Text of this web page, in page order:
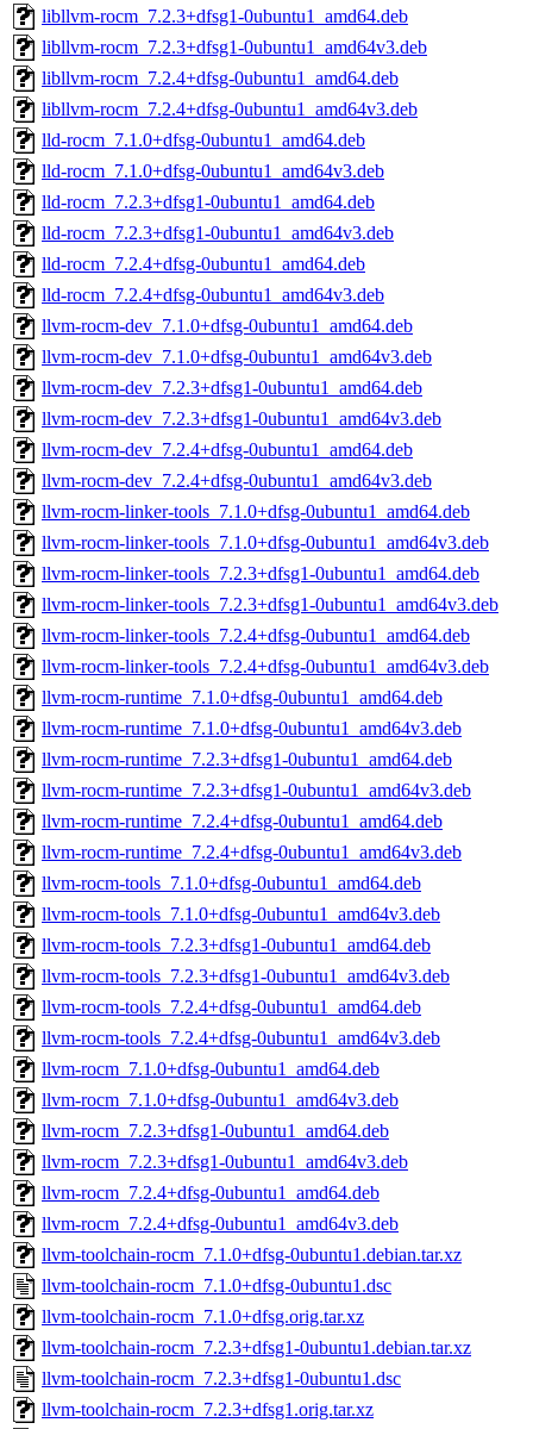
libllvm-rocm_7.2.3+dfsg1-0ubuntu1_amd64.deb
libllvm-rocm_7.2.3+dfsg1-0ubuntu1_amd64v3.deb
libllvm-rocm_7.2.4+dfsg-0ubuntu1_amd64.deb
libllvm-rocm_7.2.4+dfsg-0ubuntu1_amd64v3.deb
lld-rocm_7.1.0+dfsg-0ubuntu1_amd64.deb
lld-rocm_7.1.0+dfsg-0ubuntu1_amd64v3.deb
lld-rocm_7.2.3+dfsg1-0ubuntu1_amd64.deb
lld-rocm_7.2.3+dfsg1-0ubuntu1_amd64v3.deb
lld-rocm_7.2.4+dfsg-0ubuntu1_amd64.deb
lld-rocm_7.2.4+dfsg-0ubuntu1_amd64v3.deb
llvm-rocm-dev_7.1.0+dfsg-0ubuntu1_amd64.deb
llvm-rocm-dev_7.1.0+dfsg-0ubuntu1_amd64v3.deb
llvm-rocm-dev_7.2.3+dfsg1-0ubuntu1_amd64.deb
llvm-rocm-dev_7.2.3+dfsg1-0ubuntu1_amd64v3.deb
llvm-rocm-dev_7.2.4+dfsg-0ubuntu1_amd64.deb
llvm-rocm-dev_7.2.4+dfsg-0ubuntu1_amd64v3.deb
llvm-rocm-linker-tools_7.1.0+dfsg-0ubuntu1_amd64.deb
llvm-rocm-linker-tools_7.1.0+dfsg-0ubuntu1_amd64v3.deb
llvm-rocm-linker-tools_7.2.3+dfsg1-0ubuntu1_amd64.deb
llvm-rocm-linker-tools_7.2.3+dfsg1-0ubuntu1_amd64v3.deb
llvm-rocm-linker-tools_7.2.4+dfsg-0ubuntu1_amd64.deb
llvm-rocm-linker-tools_7.2.4+dfsg-0ubuntu1_amd64v3.deb
llvm-rocm-runtime_7.1.0+dfsg-0ubuntu1_amd64.deb
llvm-rocm-runtime_7.1.0+dfsg-0ubuntu1_amd64v3.deb
llvm-rocm-runtime_7.2.3+dfsg1-0ubuntu1_amd64.deb
llvm-rocm-runtime_7.2.3+dfsg1-0ubuntu1_amd64v3.deb
llvm-rocm-runtime_7.2.4+dfsg-0ubuntu1_amd64.deb
llvm-rocm-runtime_7.2.4+dfsg-0ubuntu1_amd64v3.deb
llvm-rocm-tools_7.1.0+dfsg-0ubuntu1_amd64.deb
llvm-rocm-tools_7.1.0+dfsg-0ubuntu1_amd64v3.deb
llvm-rocm-tools_7.2.3+dfsg1-0ubuntu1_amd64.deb
llvm-rocm-tools_7.2.3+dfsg1-0ubuntu1_amd64v3.deb
llvm-rocm-tools_7.2.4+dfsg-0ubuntu1_amd64.deb
llvm-rocm-tools_7.2.4+dfsg-0ubuntu1_amd64v3.deb
llvm-rocm_7.1.0+dfsg-0ubuntu1_amd64.deb
llvm-rocm_7.1.0+dfsg-0ubuntu1_amd64v3.deb
llvm-rocm_7.2.3+dfsg1-0ubuntu1_amd64.deb
llvm-rocm_7.2.3+dfsg1-0ubuntu1_amd64v3.deb
llvm-rocm_7.2.4+dfsg-0ubuntu1_amd64.deb
llvm-rocm_7.2.4+dfsg-0ubuntu1_amd64v3.deb
llvm-toolchain-rocm_7.1.0+dfsg-0ubuntu1.debian.tar.xz
llvm-toolchain-rocm_7.1.0+dfsg-0ubuntu1.dsc
llvm-toolchain-rocm_7.1.0+dfsg.orig.tar.xz
llvm-toolchain-rocm_7.2.3+dfsg1-0ubuntu1.debian.tar.xz
llvm-toolchain-rocm_7.2.3+dfsg1-0ubuntu1.dsc
llvm-toolchain-rocm_7.2.3+dfsg1.orig.tar.xz